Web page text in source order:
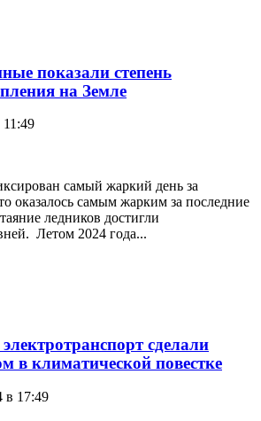
показали степень
на Земле
11:49
самый жаркий день за
оказалось самым жарким за последние
ледников достигли
Летом 2024 года...
сделали
в климатической повестке
в 17:49